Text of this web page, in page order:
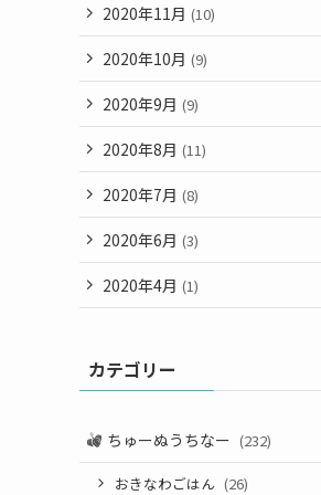
2020年11月 (10)
2020年10月 (9)
2020年9月 (9)
2020年8月 (11)
2020年7月 (8)
2020年6月 (3)
2020年4月 (1)
カテゴリー
ちゅーぬうちなー (232)
おきなわごはん (26)